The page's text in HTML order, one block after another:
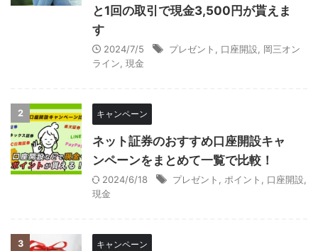
と1回の取引で現金3,500円が貰えま
す
2024/7/5 プレゼント 口座開設
岡三オン
ライン 現金
2 キャンペーン
ネット証券のおすすめ口座開設キャ
ンペーンをまとめて一覧で比較！
2024/6/18 プレゼント ポイント 口座開設
現金
3 キャンペーン